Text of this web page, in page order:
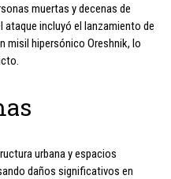
muertas y decenas de
ataque incluyó el lanzamiento de
misil hipersónico Oreshnik, lo
urbana y espacios
daños significativos en